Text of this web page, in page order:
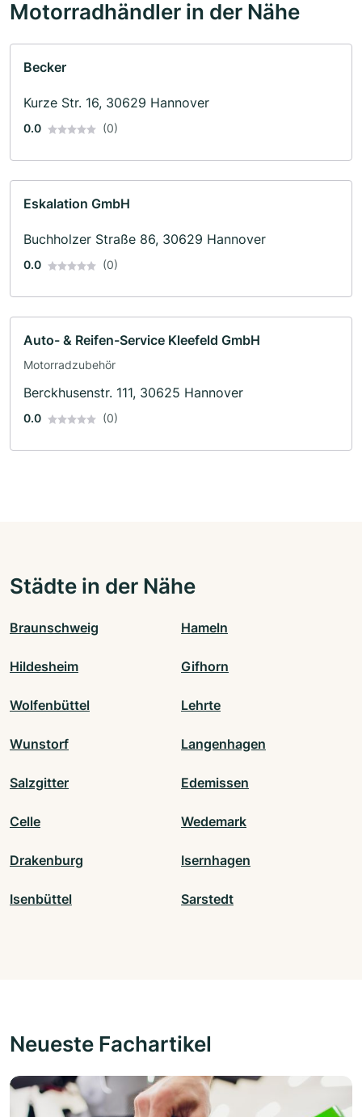
Motorradhändler in der Nähe
Becker
Kurze Str. 16, 30629 Hannover
0.0 (0)
Eskalation GmbH
Buchholzer Straße 86, 30629 Hannover
0.0 (0)
Auto- & Reifen-Service Kleefeld GmbH
Motorradzubehör
Berckhusenstr. 111, 30625 Hannover
0.0 (0)
Städte in der Nähe
Braunschweig Hameln
Hildesheim Gifhorn
Wolfenbüttel Lehrte
Wunstorf Langenhagen
Salzgitter Edemissen
Celle Wedemark
Drakenburg Isernhagen
Isenbüttel Sarstedt
Neueste Fachartikel